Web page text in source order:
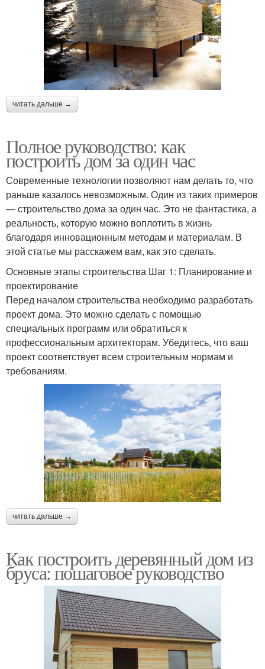
читать дальше →
Полное руководство: как
построить дом за один час
Современные технологии позволяют нам делать то, что
раньше казалось невозможным. Один из таких примеров
— строительство дома за один час. Это не фантастика, а
реальность, которую можно воплотить в жизнь
благодаря инновационным методам и материалам. В
этой статье мы расскажем вам, как это сделать.
Основные этапы строительства Шаг 1: Планирование и
проектирование
Перед началом строительства необходимо разработать
проект дома. Это можно сделать с помощью
специальных программ или обратиться к
профессиональным архитекторам. Убедитесь, что ваш
проект соответствует всем строительным нормам и
требованиям.
читать дальше →
Как построить деревянный дом из
бруса: пошаговое руководство